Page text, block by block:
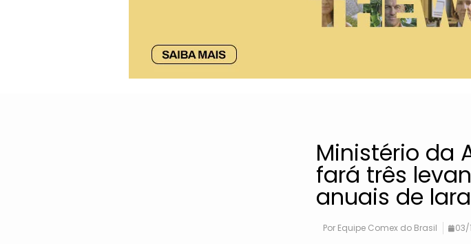
Ministério da
fará três
anuais de
Por Equipe Comex do Brasil 03/